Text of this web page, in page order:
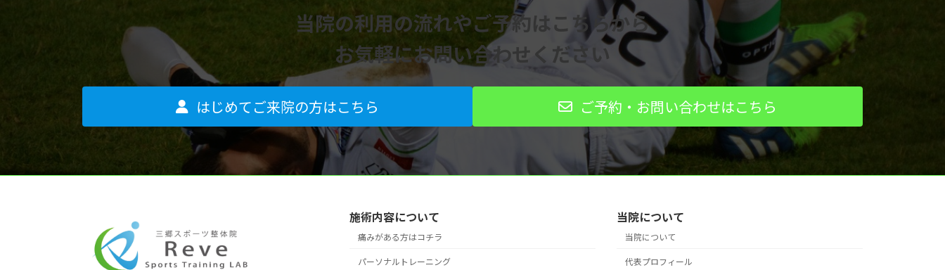
当院の利用の流れやご予約はこちらから
お気軽にお問い合わせください
はじめてご来院の方はこちら ご予約・お問い合わせはこちら
施術内容について
痛みがある方はコチラ
パーソナルトレーニング
当院について
当院について
代表プロフィール